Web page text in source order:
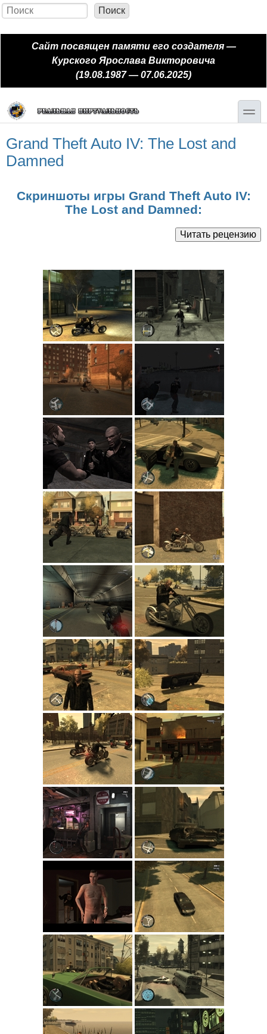
Перейти к основному содержанию
Skip to search
Форма поиска
Поиск
Сайт посвящен памяти его создателя —
Курского Ярослава Викторовича
(19.08.1987 — 07.06.2025)
toggle
Grand Theft Auto IV: The Lost and
Damned
Скриншоты игры Grand Theft Auto IV:
The Lost and Damned: